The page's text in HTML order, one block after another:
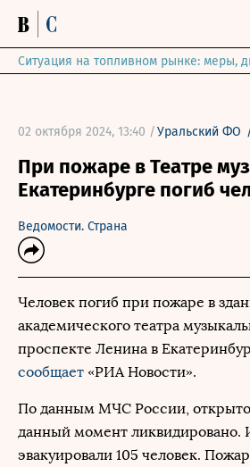
Ситуация на топливном рынке: меры,
02 октября 2024, 13:40 /Уральский ФО
При пожаре в Театре
Екатеринбурге погиб
Ведомости. Страна
Человек погиб при пожаре в
академического театра
проспекте Ленина в
сообщает «РИА Новости».
По данным МЧС России,
данный момент ликвидировано.
эвакуировали 105 человек.